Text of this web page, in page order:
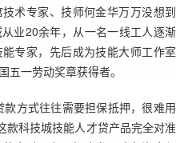
术专家、技师何金华万万没想到
业20余年，从一名一线工人逐渐
专家，先后成为技能大师工作室
五一劳动奖章获得者。
方式往往需要担保抵押，很难用
款科技城技能人才贷产品完全对准